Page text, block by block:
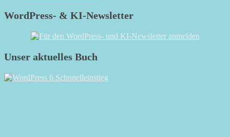
WordPress- & KI-Newsletter
Unser aktuelles Buch